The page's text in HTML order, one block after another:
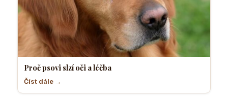
Proč psovi slzí oči a léčba
Číst dále →